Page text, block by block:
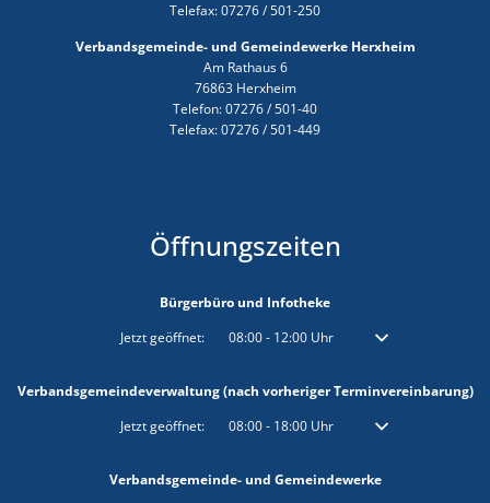
Telefax: 07276 / 501-250
Verbandsgemeinde- und Gemeindewerke Herxheim
Am Rathaus 6
76863 Herxheim
Telefon: 07276 / 501-40
Telefax: 07276 / 501-449
Öffnungszeiten
Bürgerbüro und Infotheke
Klicken, um weitere Öffnungs- oder Schließzeiten auszublenden
Jetzt geöffnet: 08:00- 12:00Uhr Von 08:00 bis 12:00
Verbandsgemeindeverwaltung (nach vorheriger Terminvereinbarung)
Klicken, um weitere Öffnungs- oder Schließzeiten auszublenden
Jetzt geöffnet: 08:00- 18:00Uhr Von 08:00 bis 18:00
Verbandsgemeinde- und Gemeindewerke